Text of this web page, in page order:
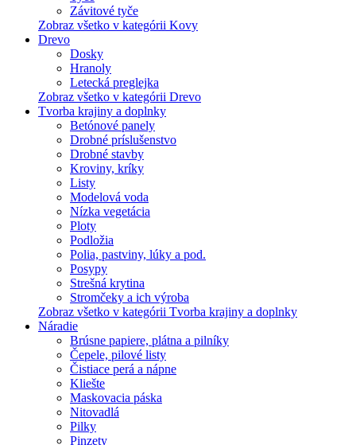
Závitové tyče
Zobraz všetko v kategórii Kovy
Drevo
Dosky
Hranoly
Letecká preglejka
Zobraz všetko v kategórii Drevo
Tvorba krajiny a doplnky
Betónové panely
Drobné príslušenstvo
Drobné stavby
Kroviny, kríky
Listy
Modelová voda
Nízka vegetácia
Ploty
Podložia
Polia, pastviny, lúky a pod.
Posypy
Strešná krytina
Stromčeky a ich výroba
Zobraz všetko v kategórii Tvorba krajiny a doplnky
Náradie
Brúsne papiere, plátna a pilníky
Čepele, pilové listy
Čistiace perá a nápne
Kliešte
Maskovacia páska
Nitovadlá
Pilky
Pinzety